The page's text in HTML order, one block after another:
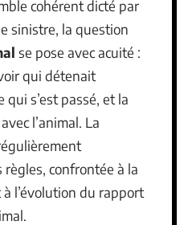
cohérent dicté par
sinistre, la question
se pose avec acuité :
qui détenait
qui s’est passé, et la
l’animal. La
règles, confrontée à la
l’évolution du rapport